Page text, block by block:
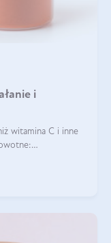
i
witamina C i inne